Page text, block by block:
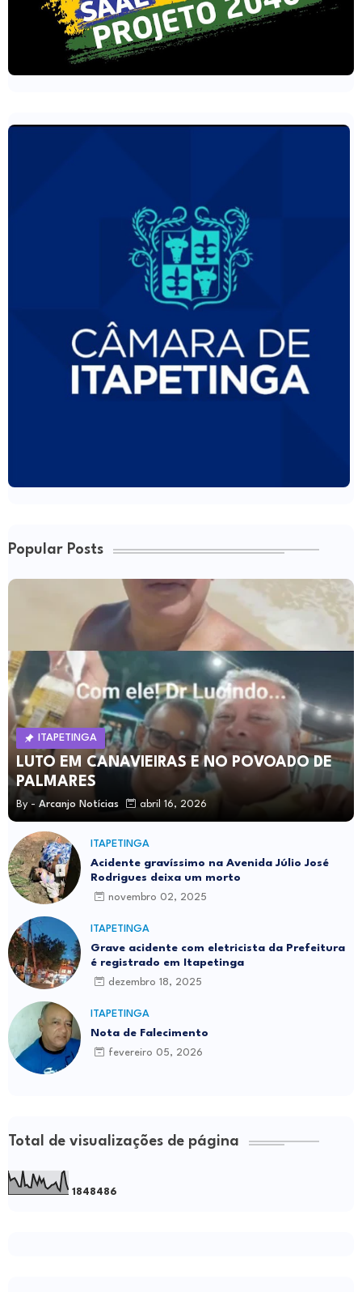
Popular Posts
ITAPETINGA
LUTO EM CANAVIEIRAS E NO POVOADO DE
PALMARES
By - Arcanjo Notícias abril 16, 2026
ITAPETINGA
Acidente gravíssimo na Avenida Júlio José
Rodrigues deixa um morto
novembro 02, 2025
ITAPETINGA
Grave acidente com eletricista da Prefeitura
é registrado em Itapetinga
dezembro 18, 2025
ITAPETINGA
Nota de Falecimento
fevereiro 05, 2026
Total de visualizações de página
1 848486